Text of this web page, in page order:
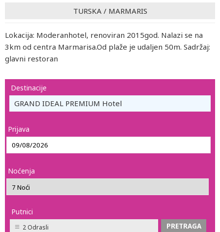
TURSKA / MARMARIS
Lokacija: Moderanhotel, renoviran 2015god. Nalazi se na
3km od centra Marmarisa.Od plaže je udaljen 50m. Sadržaj:
glavni restoran
Destinacije
GRAND IDEAL PREMIUM Hotel
Prijava
Noćenja
Putnici
2 Odrasli